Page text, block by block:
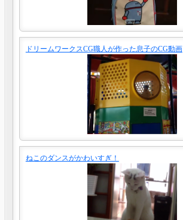
ドリームワークスCG職人が作った息子のCG動画
ねこのダンスがかわいすぎ！